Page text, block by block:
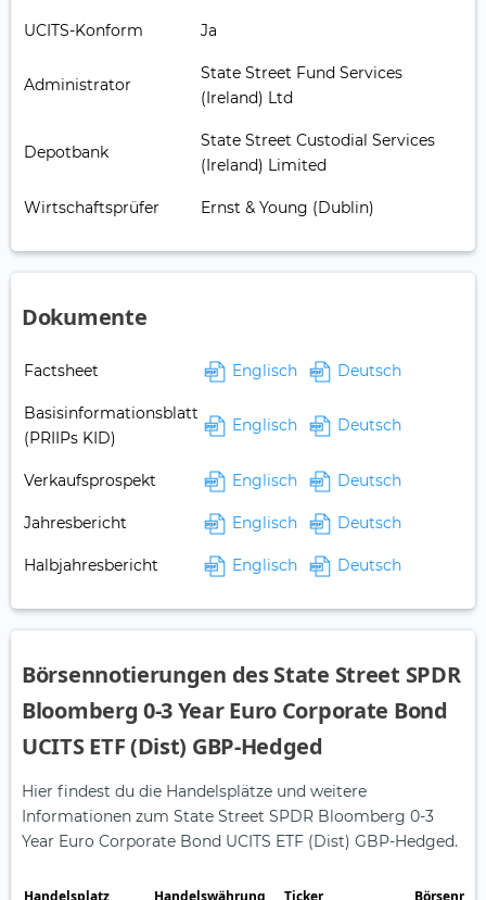
UCITS-Konform Ja
Administrator
State Street Fund Services
(Ireland) Ltd
Depotbank
State Street Custodial Services
(Ireland) Limited
Wirtschaftsprüfer Ernst & Young (Dublin)
Dokumente
Factsheet Englisch Deutsch
Basisinformationsblatt
(PRIIPs KID)
Englisch Deutsch
Verkaufsprospekt Englisch Deutsch
Jahresbericht Englisch Deutsch
Halbjahresbericht Englisch Deutsch
Börsennotierungen des State Street SPDR
Bloomberg 0-3 Year Euro Corporate Bond
UCITS ETF (Dist) GBP-Hedged
Hier findest du die Handelsplätze und weitere
Informationen zum State Street SPDR Bloomberg 0-3
Year Euro Corporate Bond UCITS ETF (Dist) GBP-Hedged.